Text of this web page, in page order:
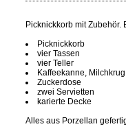
Picknickkorb mit Zubehör.
Picknickkorb
vier Tassen
vier Teller
Kaffeekanne, Milchkrug
Zuckerdose
zwei Servietten
karierte Decke
Alles aus Porzellan